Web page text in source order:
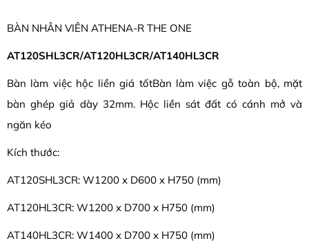
BÀN NHÂN VIÊN ATHENA-R THE ONE
AT120SHL3CR/AT120HL3CR/AT140HL3CR
Bàn làm việc hộc liền giá tốtBàn làm việc gỗ toàn bộ, mặt
bàn ghép giả dày 32mm. Hộc liền sát đất có cánh mở và
ngăn kéo
Kích thước:
AT120SHL3CR: W1200 x D600 x H750 (mm)
AT120HL3CR: W1200 x D700 x H750 (mm)
AT140HL3CR: W1400 x D700 x H750 (mm)